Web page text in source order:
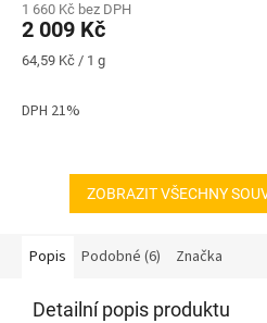
1 660 Kč bez DPH
2 009 Kč
Měrná
64,59 Kč / 1 g
DPH 21%
ZOBRAZIT VŠECHNY
Popis Podobné (6) Značka
Detailní popis produktu